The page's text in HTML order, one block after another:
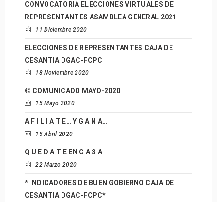
CONVOCATORIA ELECCIONES VIRTUALES DE
REPRESENTANTES ASAMBLEA GENERAL 2021
11 Diciembre 2020
ELECCIONES DE REPRESENTANTES CAJA DE
CESANTIA DGAC-FCPC
18 Noviembre 2020
© COMUNICADO MAYO-2020
15 Mayo 2020
A F I L I A T E… Y G A N A…
15 Abril 2020
Q U E D A T E EN C A S A
22 Marzo 2020
* INDICADORES DE BUEN GOBIERNO CAJA DE
CESANTIA DGAC-FCPC*